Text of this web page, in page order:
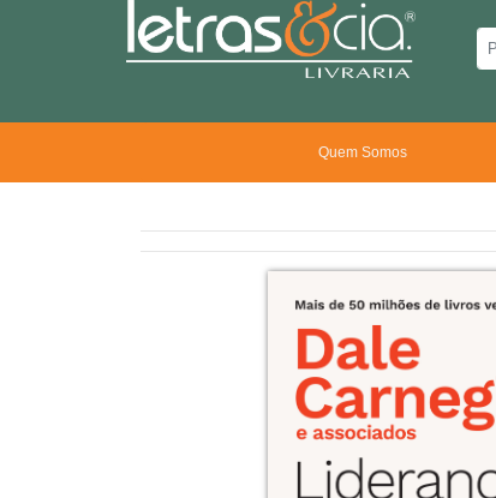
Quem Somos